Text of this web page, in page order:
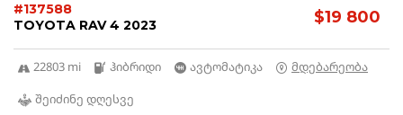
$19 800
#137588
TOYOTA RAV 4 2023
22803 mi ჰიბრიდი ავტომატიკა
მდებარეობა
შეიძინე დღესვე